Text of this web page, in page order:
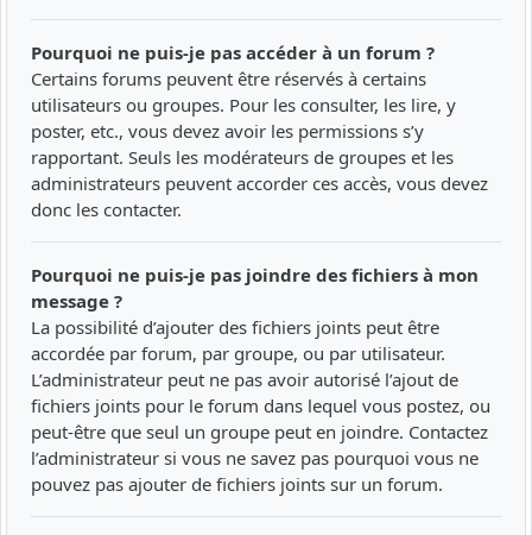
Pourquoi ne puis-je pas accéder à un forum ?
Certains forums peuvent être réservés à certains
utilisateurs ou groupes. Pour les consulter, les lire, y
poster, etc., vous devez avoir les permissions s’y
rapportant. Seuls les modérateurs de groupes et les
administrateurs peuvent accorder ces accès, vous devez
donc les contacter.
Pourquoi ne puis-je pas joindre des fichiers à mon
message ?
La possibilité d’ajouter des fichiers joints peut être
accordée par forum, par groupe, ou par utilisateur.
L’administrateur peut ne pas avoir autorisé l’ajout de
fichiers joints pour le forum dans lequel vous postez, ou
peut-être que seul un groupe peut en joindre. Contactez
l’administrateur si vous ne savez pas pourquoi vous ne
pouvez pas ajouter de fichiers joints sur un forum.